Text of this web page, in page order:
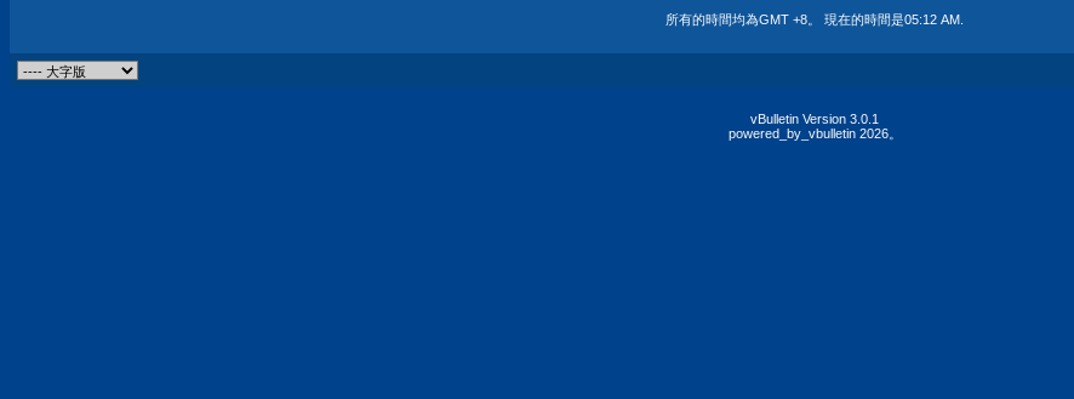
所有的時間均為GMT +8。 現在的時間是05:12 AM
vBulletin Version 3.0.1
powered_by_vbulletin 2026。